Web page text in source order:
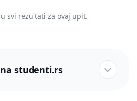
svi rezultati za ovaj upit.
studenti.rs